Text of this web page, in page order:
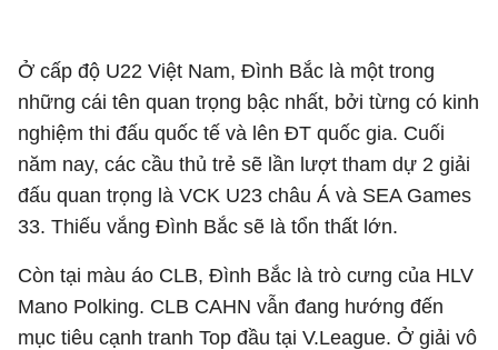
Ở cấp độ U22 Việt Nam, Đình Bắc là một trong
những cái tên quan trọng bậc nhất, bởi từng có kinh
nghiệm thi đấu quốc tế và lên ĐT quốc gia. Cuối
năm nay, các cầu thủ trẻ sẽ lần lượt tham dự 2 giải
đấu quan trọng là VCK U23 châu Á và SEA Games
33. Thiếu vắng Đình Bắc sẽ là tổn thất lớn.
Còn tại màu áo CLB, Đình Bắc là trò cưng của HLV
Mano Polking. CLB CAHN vẫn đang hướng đến
mục tiêu cạnh tranh Top đầu tại V.League. Ở giải vô